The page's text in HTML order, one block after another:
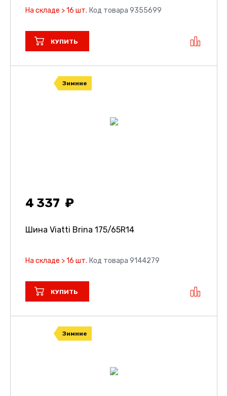
На складе > 16 шт. Код товара 9355699
КУПИТЬ
Зимние
4 337
Шина Viatti Brina 175/65R14
На складе > 16 шт. Код товара 9144279
КУПИТЬ
Зимние